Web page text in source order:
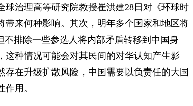
球治理高等研究院教授崔洪建28日对《环球时
带来何种影响。其次，明年多个国家和地区将
不排除一些参选人将内部矛盾转移到中国身
这种情况可能会对其民间的对华认知产生影
在升级扩散风险，中国需要以负责任的大国
用。